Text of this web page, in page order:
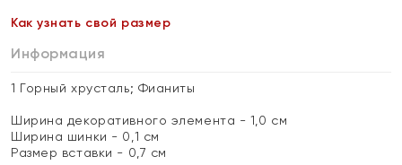
Как узнать свой размер
Информация
1 Горный хрусталь; Фианиты
Ширина декоративного элемента - 1,0 см
Ширина шинки - 0,1 см
Размер вставки - 0,7 см